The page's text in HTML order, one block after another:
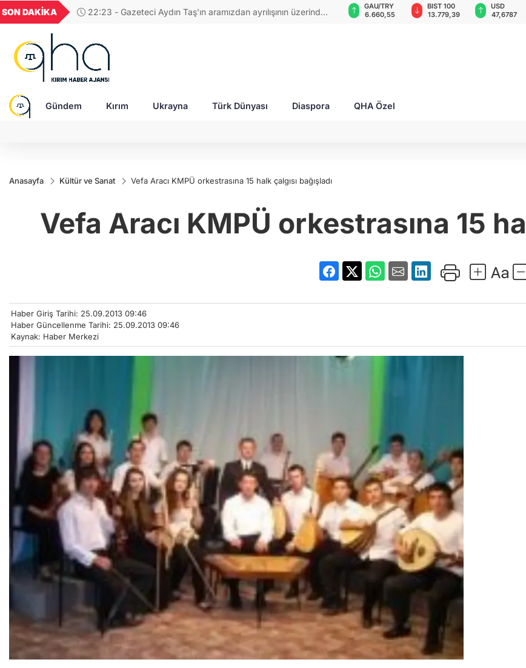
SON DAKİKA
21:12 - Hakan Fidan'dan barış çağrısı: "Uluslararası toplum
GEL
18,2677
16,3788
27,9743
0,0018
6.660,55
BIST 100
13.779,39
USD
47,6787
EUR
55,1254
Gündem Kırım Ukrayna Türk Dünyası Diaspora QHA Özel
Anasayfa Kültür ve Sanat Vefa Aracı KMPÜ orkestrasına 15 halk çalgısı bağışladı
Vefa Aracı KMPÜ orkestrasına 15
Haber Giriş Tarihi: 25.09.2013 09:46
Haber Güncellenme Tarihi: 25.09.2013 09:46
Kaynak: Haber Merkezi